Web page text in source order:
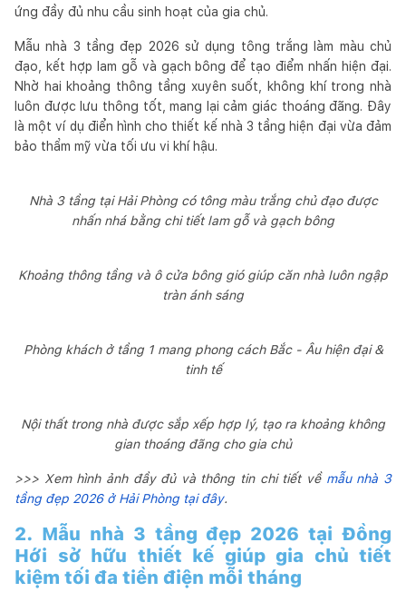
ứng đầy đủ nhu cầu sinh hoạt của gia chủ.
Mẫu nhà 3 tầng đẹp 2026 sử dụng tông trắng làm màu chủ
đạo, kết hợp lam gỗ và gạch bông để tạo điểm nhấn hiện đại.
Nhờ hai khoảng thông tầng xuyên suốt, không khí trong nhà
luôn được lưu thông tốt, mang lại cảm giác thoáng đãng. Đây
là một ví dụ điển hình cho thiết kế nhà 3 tầng hiện đại vừa đảm
bảo thẩm mỹ vừa tối ưu vi khí hậu.
Nhà 3 tầng tại Hải Phòng có tông màu trắng chủ đạo được
nhấn nhá bằng chi tiết lam gỗ và gạch bông
Khoảng thông tầng và ô cửa bông gió giúp căn nhà luôn ngập
tràn ánh sáng
Phòng khách ở tầng 1 mang phong cách Bắc - Âu hiện đại &
tinh tế
Nội thất trong nhà được sắp xếp hợp lý, tạo ra khoảng không
gian thoáng đãng cho gia chủ
>>> Xem hình ảnh đầy đủ và thông tin chi tiết về mẫu nhà 3
tầng đẹp 2026 ở Hải Phòng tại đây.
2. Mẫu nhà 3 tầng đẹp 2026 tại Đồng
Hới sở hữu thiết kế giúp gia chủ tiết
kiệm tối đa tiền điện mỗi tháng